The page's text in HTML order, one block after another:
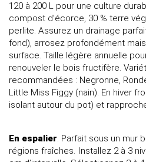
120 à 200 L pour une culture
compost d’écorce, 30 % terre
perlite. Assurez un drainage
fond), arrosez profondément
surface. Taille légère annuelle
renouveler le bois fructifère.
recommandées : Negronne,
Little Miss Figgy (nain). En hiver
isolant autour du pot) et
En espalier. Parfait sous un mur
régions fraîches. Installez 2 à 3